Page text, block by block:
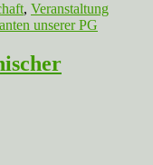
, Veranstaltung
unserer PG